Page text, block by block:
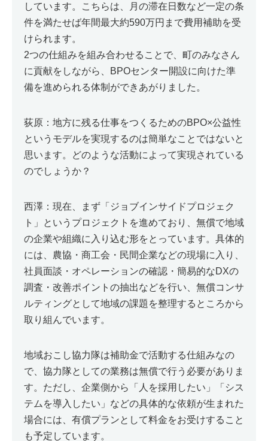
しています。こちらは、月の滞在日数など一定の条
件を満たせば年間最大約590万円まで費用補助を受
けられます。
2つの仕組みを組み合わせることで、町のみなさん
に貢献をしながら、BPOセンター開設に向けた準
備を進められる体制ができあがりました。
荻原：地方に残る仕事をつくるためのBPO×公益性
というモデルを実現するのは簡単なことではないと
思います。どのような活動によって実現されている
のでしょうか？
西澤：現在、まず「ジョブインサイドプロジェク
ト」というプロジェクトを進めており、無償で地域
の企業や組織に入り込む形をとっています。具体的
には、農協・商工会・民間企業などの現場に入り、
社員面談・オペレーションの確認・簡易的なDXの
調査・改善ポイントの抽出などを行い、無償コンサ
ルティングとして地域の課題を整理するところから
取り組んでいます。
地域おこし協力隊は補助金で活動する仕組みなの
で、協力隊としての業務は無償で行う必要がありま
す。ただし、企業側から「人を採用したい」「シス
テムを導入したい」などの具体的な依頼が生まれた
場合には、有償プランとして料金をお受けすること
も予定しています。